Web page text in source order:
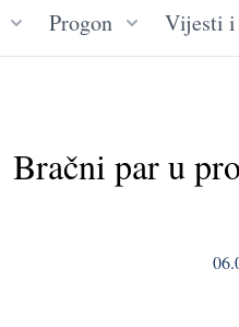
Progon Vijesti i
Bračni par u